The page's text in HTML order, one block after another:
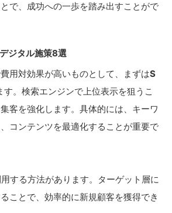
で、成功への一歩を踏み出すことがで
ジタル施策8選
用対効果が高いものとして、まずはS
す。検索エンジンで上位表示を狙うこ
客を強化します。具体的には、キーワ
コンテンツを最適化することが重要で
用する方法があります。ターゲット層に
ことで、効率的に新規顧客を獲得でき